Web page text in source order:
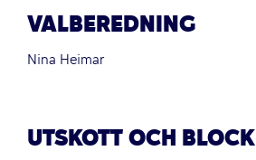
VALBEREDNING
Nina Heimar
UTSKOTT OCH BLOCK